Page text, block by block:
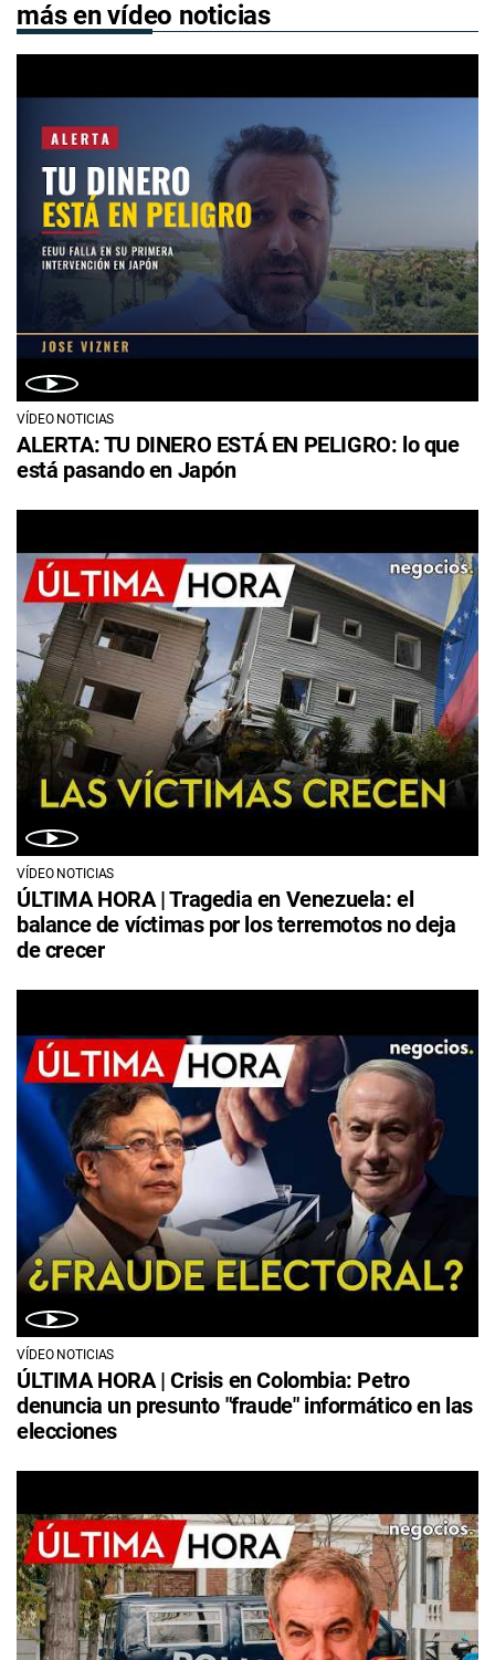
más en vídeo noticias
VÍDEO NOTICIAS
ALERTA: TU DINERO ESTÁ EN PELIGRO: lo que
está pasando en Japón
VÍDEO NOTICIAS
ÚLTIMA HORA | Tragedia en Venezuela: el
balance de víctimas por los terremotos no deja
de crecer
VÍDEO NOTICIAS
ÚLTIMA HORA | Crisis en Colombia: Petro
denuncia un presunto "fraude" informático en las
elecciones